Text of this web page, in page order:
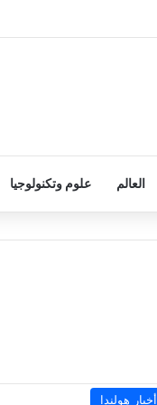
العالم علوم وتكنولوجيا
أخبار هولندا